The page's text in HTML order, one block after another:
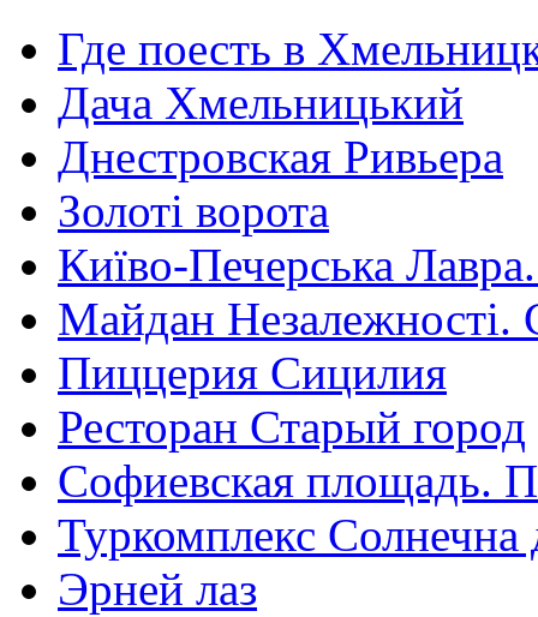
Где поесть в
Дача Хмельницький
Днестровская Ривьера
Золоті ворота
Київо-Печерська
Майдан Незалежності.
Пиццерия Сицилия
Ресторан Старый город
Софиевская площадь.
Туркомплекс Солнечна
Эрней лаз